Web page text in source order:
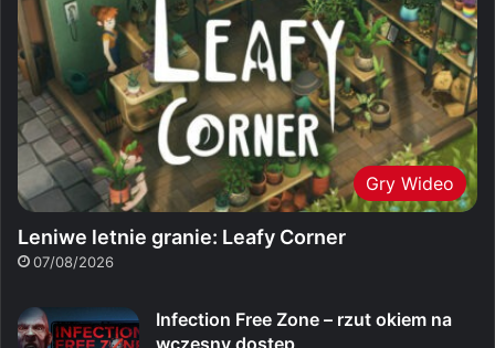
Gry Wideo
Leniwe letnie granie: Leafy Corner
07/08/2026
Infection Free Zone – rzut okiem na